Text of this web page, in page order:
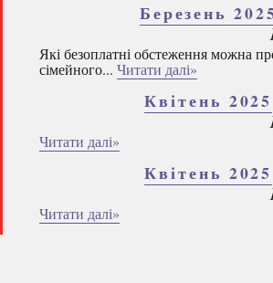
Березень 2025
Які безоплатні обстеження можна
сімейного... Читати далі»
Квітень 2025
Читати далі»
Квітень 2025
Читати далі»